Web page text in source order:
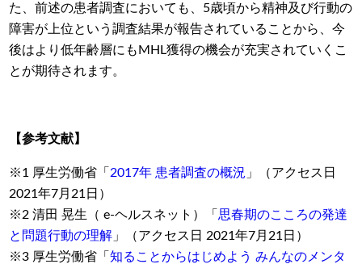
た、前述の患者調査においても、5歳頃から精神及び行動の
障害が上位という調査結果が報告されていることから、今
後はより低年齢層にもMHL獲得の機会が充実されていくこ
とが期待されます。
【参考文献】
※1 厚生労働省「 2017年 患者調査の概況 」（アクセス日
2021年7月21日）
※2 清田 晃生（ e-ヘルスネット）「 思春期のこころの発達
と問題行動の理解 」（アクセス日 2021年7月21日）
※3 厚生労働省「知ることからはじめよう みんなのメンタ